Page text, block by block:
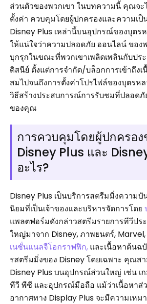
ส่วนตัวของพวกเขา ในบทความนี้ คุณจะ
ตั้งค่า ควบคุมโดยผู้ปกครองและความเป็
Disney Plus เหล่านี้บนอุปกรณ์ของบุตร
ให้แน่ใจว่าความปลอดภัย ออนไลน์ ของ
บุกรุกในขณะที่พวกเขาเพลิดเพลินกับปร
ดิสนีย์ ตั้งแต่การจำกัด/บล็อกการเข้าถึงเ
สมไปจนถึงการตั้งค่าโปรไฟล์ของบุตรห
วิธีสร้างประสบการณ์การรับชมที่ปลอด
ของคุณ
การควบคุมโดยผู้ปกครอง
Disney Plus และ
อะไร?
Disney Plus เป็นบริการสตรีมมิ่งความ
นิยมที่เป็นเจ้าของและบริหารจัดการโดย
แพลตฟอร์มดังกล่าวสตรีมรายการทีวีปร
ใหญ่มาจาก Disney, ภาพยนตร์,
เนชั่นแนลจีโอกราฟฟิก, และเนื้อหาต้นฉ
รสตรีมมิ่งของ Disney โดยเฉพาะ คุณสา
Disney Plus บนอุปกรณ์ส่วนใหญ่ เช่น เ
ทีวี พีซี และอุปกรณ์มือถือ แม้ว่าเนื้อหา
อากาศทาง Display Plus จะมีความเหม